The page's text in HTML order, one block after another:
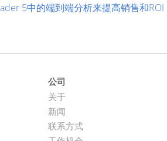
5中的端到端分析来提高销售和ROI
公司
关于
新闻
联系方式